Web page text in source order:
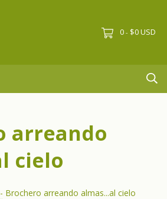
0 - $0 USD
arreando
cielo
- Brochero arreando almas...al cielo